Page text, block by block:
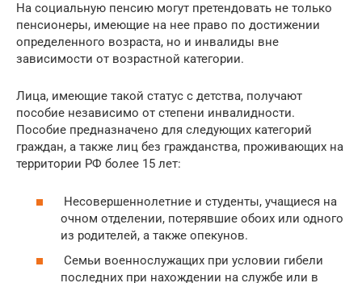
На социальную пенсию могут претендовать не только
пенсионеры, имеющие на нее право по достижении
определенного возраста, но и инвалиды вне
зависимости от возрастной категории.
Лица, имеющие такой статус с детства, получают
пособие независимо от степени инвалидности.
Пособие предназначено для следующих категорий
граждан, а также лиц без гражданства, проживающих на
территории РФ более 15 лет:
Несовершеннолетние и студенты, учащиеся на
очном отделении, потерявшие обоих или одного
из родителей, а также опекунов.
Семьи военнослужащих при условии гибели
последних при нахождении на службе или в